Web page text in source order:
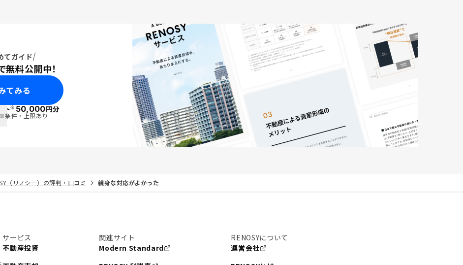
てガイド
料公開中！
てみる
ト※50,000円分
※条件・上限あり
（リノシー）の評判・口コミ 親身な対応がよかった
サービス
不動産投資
関連サイト
Modern Standard
RENOSYについて
運営会社